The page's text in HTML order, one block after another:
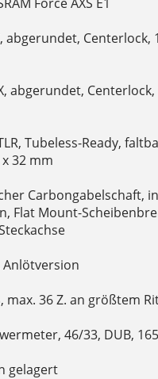
abgerundet, Centerlock,
abgerundet,
Tubeless-Ready,
32 mm
Carbongabelschaft,
Flat Mount-
Anlötversion
max. 36 Z. an größtem
46/33, DUB,
gelagert